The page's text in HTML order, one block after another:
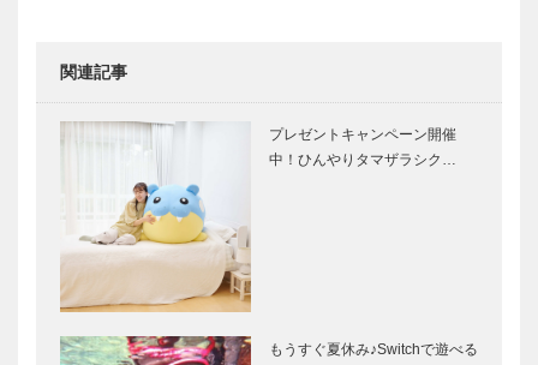
関連記事
プレゼントキャンペーン開催
中！ひんやりタマザラシク…
もうすぐ夏休み♪Switchで遊べる